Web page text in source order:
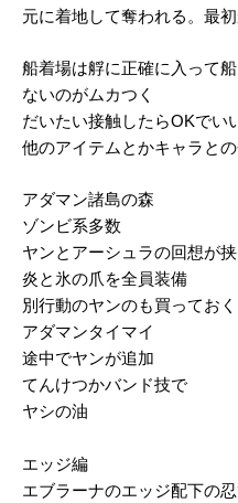
元に着地して奪われる。最
船着場は艀に正確に入って
ないのがムカつく
だいたい接触したらOKでい
他のアイテムとかキャラと
アダマン諸島の森
ゾンビ系多数
ヤンとアーシュラの回想が
炎と氷の爪を全員装備
別行動のヤンのも買ってお
アダマンタイマイ
途中でヤンが追加
てんけつかバンド技で
ヤシの油
エッジ編
エブラーナのエッジ配下の